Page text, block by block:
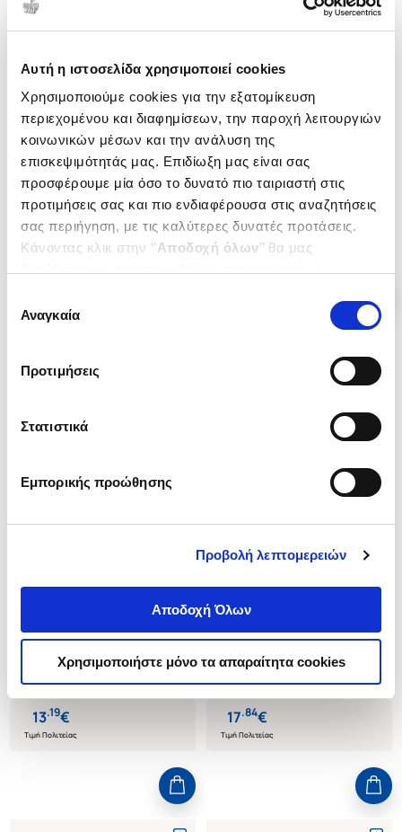
Αυτή η ιστοσελίδα χρησιμοποιεί cookies
Χρησιμοποιούμε cookies για την εξατομίκευση
περιεχομένου και διαφημίσεων, την παροχή λειτουργιών
κοινωνικών μέσων και την ανάλυση της
επισκεψιμότητάς μας. Επιδίωξη μας είναι σας
προσφέρουμε μία όσο το δυνατό πιο ταιριαστή στις
προτιμήσεις σας και πιο ενδιαφέρουσα στις αναζητήσεις
σας περιήγηση, με τις καλύτερες δυνατές προτάσεις.
Κάνοντας κλικ στην ‘’Αποδοχή όλων’’ θα μας
ενδιαφέρουν και να επιλέξετε από τα παρακάτω με την
΄΄και να ενημερωθείτε σχετικά με
συγκατάθεσης
Αναγκαία
Προτιμήσεις
Στατιστικά
Εμπορικής προώθησης
Προβολή λεπτομερειών
Αποδοχή Όλων
Χρησιμοποιήστε μόνο τα απαραίτητα cookies
(0)
(P/B) A CLUE TO THE EXIT
SAINT-AUBYN EDWARD
Κωδ. Πολιτείας:3484-0349
9 €
Τιμή Πολιτείας
(P/B) SOME HOPE
(PICADOR COLLECTION)
SAINT-AUBYN EDWARD
Κωδ. Πολιτείας:3484-0228
13 €
Τιμή Πολιτείας
(P/B) AT LAST
SAINT-AUBYN EDWARD
Κωδ. Πολιτείας
13.19€
Τιμή Πολιτείας
(P/B) DOUBLE BLIND
(EXPORT EDITION)
SAINT-AUBYN EDWARD
Κωδ. Πολιτείας 1833-0075
17.84€
Τιμή Πολιτείας